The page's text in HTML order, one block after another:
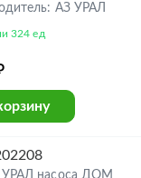
АЗ УРАЛ
324 ед
УРАЛ насоса ДОМ